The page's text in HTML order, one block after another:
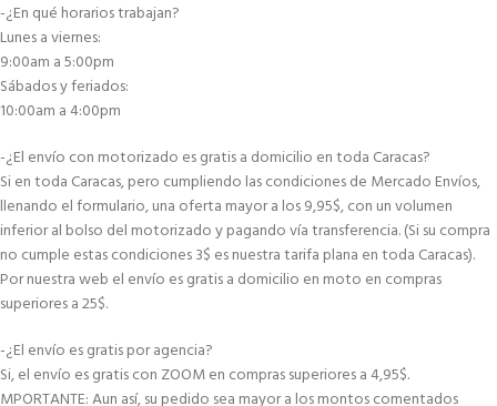
-¿En qué horarios trabajan?
Lunes a viernes:
9:00am a 5:00pm
Sábados y feriados:
10:00am a 4:00pm
-¿El envío con motorizado es gratis a domicilio en toda Caracas?
Si en toda Caracas, pero cumpliendo las condiciones de Mercado Envíos,
llenando el formulario, una oferta mayor a los 9,95$, con un volumen
inferior al bolso del motorizado y pagando vía transferencia. (Si su compra
no cumple estas condiciones 3$ es nuestra tarifa plana en toda Caracas).
Por nuestra web el envío es gratis a domicilio en moto en compras
superiores a 25$.
-¿El envío es gratis por agencia?
Si, el envío es gratis con ZOOM en compras superiores a 4,95$.
MPORTANTE: Aun así, su pedido sea mayor a los montos comentados